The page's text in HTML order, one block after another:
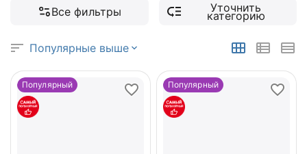
Все фильтры Уточнить
категорию
Популярные выше
Популярный Популярный